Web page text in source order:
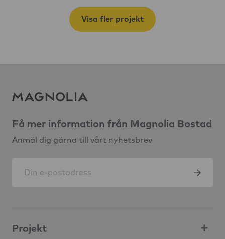
Visa fler projekt
Få mer information från Magnolia Bostad
Anmäl dig gärna till vårt nyhetsbrev
Projekt